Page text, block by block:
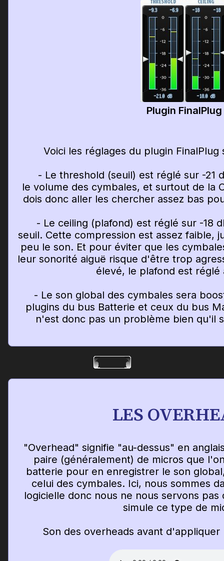
Plugin FinalPlug
Voici les réglages du plugin
- Le threshold (seuil) est réglé sur -21
le volume des cymbales, et surtout de la
dois donc aller les chercher assez bas
- Le ceiling (plafond) est réglé sur -18
seuil. Cette compression est assez faible,
peu le son. Et pour éviter que les
leur sonorité aiguë risque d'être trop
élevé, le plafond est réglé
- Le son global des cymbales sera
plugins du bus Batterie et ceux du bus
n'est donc pas un problème bien qu'il
LES
"Overhead" signifie "au-dessus" en
paire (généralement) de micros que
batterie pour en enregistrer le son
celui des cymbales. Ici, nous sommes
logicielle donc nous ne nous servons pas
simule ce type de
Son des overheads avant